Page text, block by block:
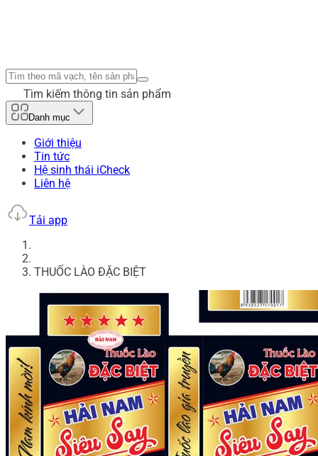
Tìm kiếm thông tin sản phẩm
Danh mục
Giới thiệu
Tin tức
Hệ sinh thái iCheck
Liên hệ
Tải app
THUỐC LÀO ĐẶC BIỆT